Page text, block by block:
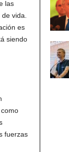
las
vida.
es
siendo
fuerzas